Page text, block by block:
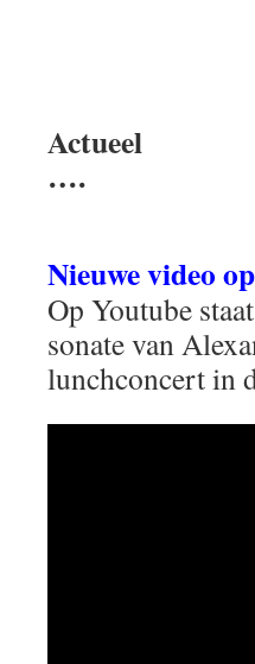
Actueel
….
Nieuwe video
Op Youtube
sonate van
lunchconcert in